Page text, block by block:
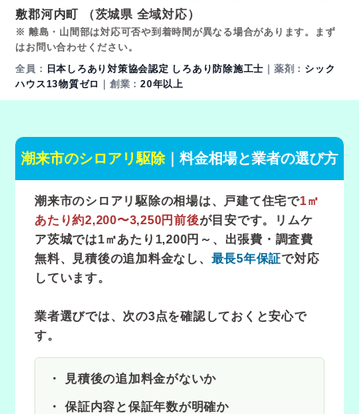
敷郡河内町 （茨城県 全域対応）
※ 離島・山間部は対応可否や到着時間が異なる場合があります。まず
はお問い合わせください。
全員： 日本しろあり対策協会認定 しろあり防除施工士 ｜薬剤： シック
ハウス13物質ゼロ ｜創業：20年以上
潮来市のシロアリ駆除｜料金相場と業者の選び方
潮来市のシロアリ駆除の相場は、戸建て住宅で1㎡
あたり約2,200〜3,250円前後が目安です。リムケ
ア茨城では1㎡あたり1,200円～ 、出張費・調査費
無料、見積後の追加料金なし、 最長5年保証で対応
しています。
業者選びでは、次の3点を確認しておくと安心で
す。
見積後の追加料金がないか
保証内容と保証年数が明確か